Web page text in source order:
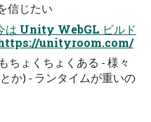
信じたい
は Unity WebGL ビルド
https://unityroom.com/
ちょくちょくある - 様々
か) - ランタイムが重いの